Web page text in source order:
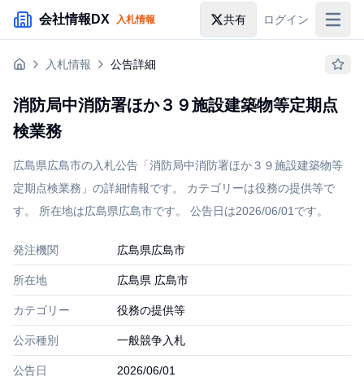
メインコンテンツにスキップ
会社情報DX 入札情報 共有 ログイン
入札情報
助成金・補助金
入札情報 公告詳細
消防局中消防署ほか３９施設建築物等定期点
検業務
広島県広島市の入札公告「消防局中消防署ほか３９施設建築物等
定期点検業務」の詳細情報です。 カテゴリーは役務の提供等で
す。 所在地は広島県広島市です。 公告日は2026/06/01です。
発注機関 広島県広島市
所在地 広島県 広島市
カテゴリー 役務の提供等
公示種別 一般競争入札
公告日 2026/06/01